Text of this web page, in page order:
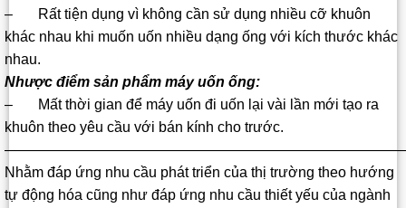
– Rất tiện dụng vì không cần sử dụng nhiều cỡ khuôn
khác nhau khi muốn uốn nhiều dạng ống với kích thước khác
nhau.
Nhược điểm sản phẩm máy uốn ống:
– Mất thời gian để máy uốn đi uốn lại vài lần mới tạo ra
khuôn theo yêu cầu với bán kính cho trước.
Nhằm đáp ứng nhu cầu phát triển của thị trường theo hướng
tự động hóa cũng như đáp ứng nhu cầu thiết yếu của ngành